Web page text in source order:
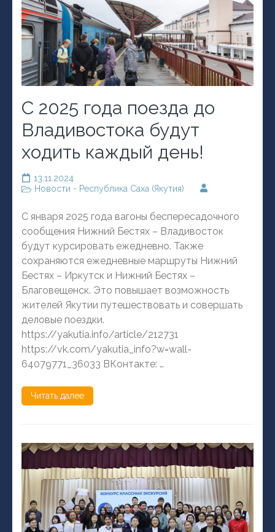
С 2025 года поезда до
Владивостока будут
ходить каждый день!
13.11.2024
Новости - Республика Саха (Якутия)
С января 2025 года вагоны беспересадочного
сообщения Нижний Бестях – Владивосток
будут курсировать ежедневно. Также
сохраняются ежедневные маршруты Нижний
Бестях – Иркутск и Нижний Бестях –
Благовещенск. Это повышает возможность
жителей Якутии путешествовать и совершать
деловые поездки.
https://yakutia.info/article/212731
https://vk.com/yakutia_info?w=wall-
64079771_36033 ВКонтакте: …
Читать далее